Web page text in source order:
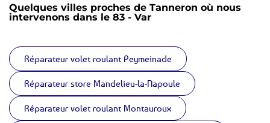
Quelques villes proches de Tanneron où nous
intervenons dans le 83 - Var
Réparateur volet roulant Peymeinade
Réparateur store Mandelieu-la-Napoule
Réparateur volet roulant Montauroux